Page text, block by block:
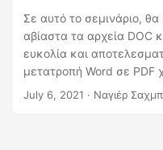
Σε αυτό το σεμινάριο,
αβίαστα τα αρχεία DOC
ευκολία και
μετατροπή Word σε PDF
SDK.
July 6, 2021 · Ναγιέρ